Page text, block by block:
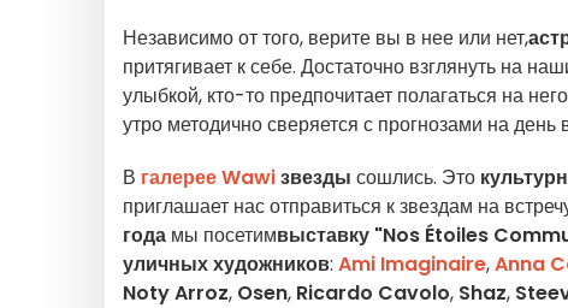
Независимо от того, верите вы в нее или нет,
притягивает к себе. Достаточно взглянуть на
улыбкой, кто-то предпочитает полагаться на
утро методично сверяется с прогнозами на день
В галерее Wawiзвезды сошлись. Это
приглашает нас отправиться к звездам на
года мы посетимвыставку "Nos Étoiles
уличных художников: Ami Imaginaire,Anna
Noty Arroz, Osen, Ricardo Cavolo, Shaz,